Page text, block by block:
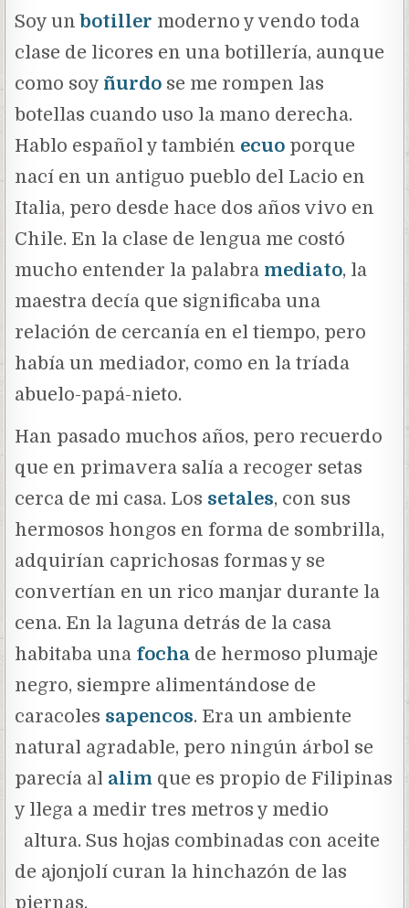
Soy unbotiller moderno y vendo toda
clase de licores en una botillería, aunque
como soy ñurdo se me rompen las
botellas cuando uso la mano derecha.
Hablo español y también ecuo porque
nací en un antiguo pueblo del Lacio en
Italia, pero desde hace dos años vivo en
Chile. En la clase de lengua me costó
mucho entender la palabra mediato, la
maestra decía que significaba una
relación de cercanía en el tiempo, pero
había un mediador, como en la tríada
abuelo-papá-nieto.
Han pasado muchos años, pero recuerdo
que en primavera salía a recoger setas
cerca de mi casa. Los setales, con sus
hermosos hongos en forma de sombrilla,
adquirían caprichosas formas y se
convertían en un rico manjar durante la
cena. En la laguna detrás de la casa
habitaba una focha de hermoso plumaje
negro, siempre alimentándose de
caracoles sapencos. Era un ambiente
natural agradable, pero ningún árbol se
parecía al alim que es propio de Filipinas
y llega a medir tres metros y medio
altura. Sus hojas combinadas con aceite
de ajonjolí curan la hinchazón de las
piernas.